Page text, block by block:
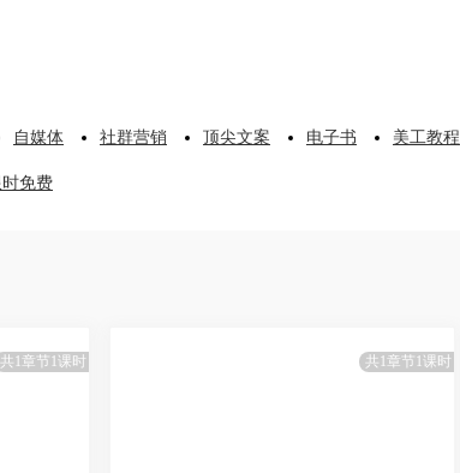
自媒体 社群营销 顶尖文案 电子书 美工教程
时免费
共1章节1课时 共1章节1课时